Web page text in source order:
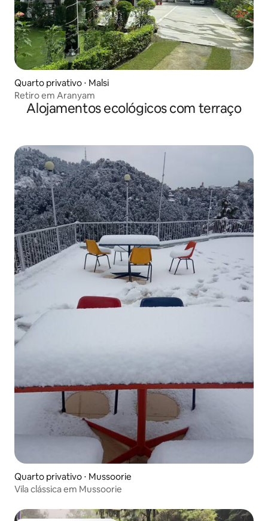
Quarto privativo ⋅ Malsi
Retiro em Aranyam
Alojamentos ecológicos com terraço
Quarto privativo ⋅ Mussoorie
Vila clássica em Mussoorie